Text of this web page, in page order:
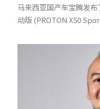
马来西亚国产车宝腾发
动版 (PROTON X50